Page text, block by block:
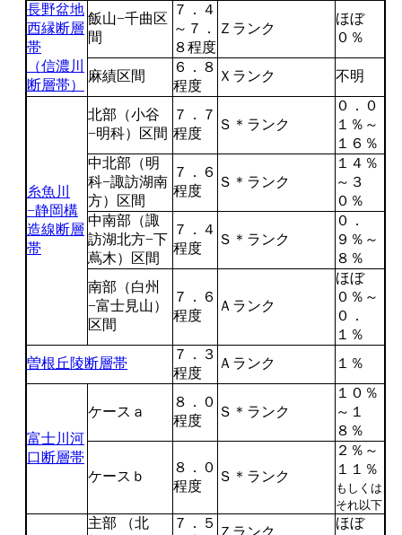
長野盆地
西縁断層
帯
（信濃川
断層帯）
飯山−千曲区
間
７．４
～７．
８程度
Ｚランク
ほぼ
０％
麻績区間
６．８
程度
Ｘランク 不明
糸魚川
−静岡構
造線断層
帯
北部（小谷
−明科）区間
７．７
程度
Ｓ＊ランク
０．０
１％～
１６％
中北部（明
科−諏訪湖南
方）区間
７．６
程度
Ｓ＊ランク
１４％
～３
０％
中南部（諏
訪湖北方−下
蔦木）区間
７．４
程度
Ｓ＊ランク
０．
９％～
８％
南部（白州
−富士見山）
区間
７．６
程度
Ａランク
ほぼ
０％～
０．
１％
曽根丘陵断層帯
７．３
程度
Ａランク １％
富士川河
口断層帯
ケースａ
８．０
程度
Ｓ＊ランク
１０％
～１
８％
ケースｂ
８．０
程度
Ｓ＊ランク
２％～
１１％
もしくは
それ以下
主部 （北
７．５
Ｚランク
ほぼ